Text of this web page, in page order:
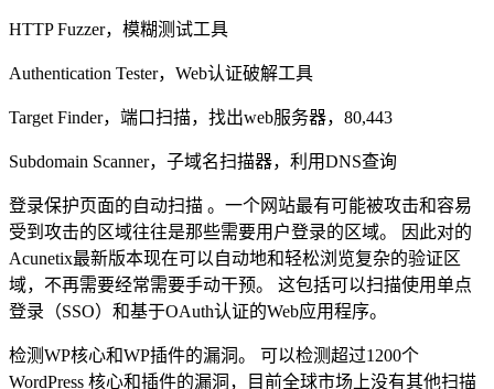
HTTP Fuzzer，模糊测试工具
Authentication Tester，Web认证破解工具
Target Finder，端口扫描，找出web服务器，80,443
Subdomain Scanner，子域名扫描器，利用DNS查询
登录保护页面的自动扫描 。一个网站最有可能被攻击和容易
受到攻击的区域往往是那些需要用户登录的区域。 因此对的
Acunetix最新版本现在可以自动地和轻松浏览复杂的验证区
域，不再需要经常需要手动干预。 这包括可以扫描使用单点
登录（SSO）和基于OAuth认证的Web应用程序。
检测WP核心和WP插件的漏洞。 可以检测超过1200个
WordPress 核心和插件的漏洞，目前全球市场上没有其他扫描